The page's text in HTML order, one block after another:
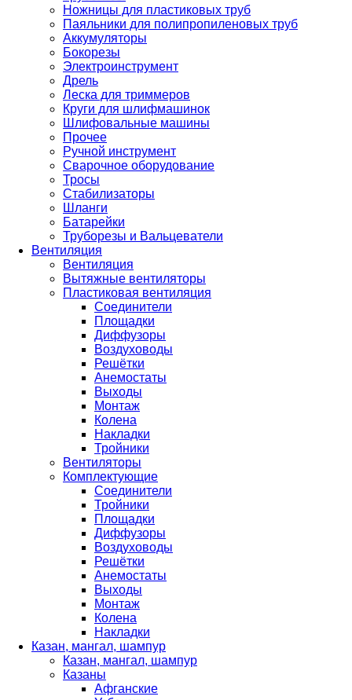
Ножницы для пластиковых труб
Паяльники для полипропиленовых труб
Аккумуляторы
Бокорезы
Электроинструмент
Дрель
Леска для триммеров
Круги для шлифмашинок
Шлифовальные машины
Прочее
Ручной инструмент
Сварочное оборудование
Тросы
Стабилизаторы
Шланги
Батарейки
Труборезы и Вальцеватели
Вентиляция
Вентиляция
Вытяжные вентиляторы
Пластиковая вентиляция
Соединители
Площадки
Диффузоры
Воздуховоды
Решётки
Анемостаты
Выходы
Монтаж
Колена
Накладки
Тройники
Вентиляторы
Комплектующие
Соединители
Тройники
Площадки
Диффузоры
Воздуховоды
Решётки
Анемостаты
Выходы
Монтаж
Колена
Накладки
Казан, мангал, шампур
Казан, мангал, шампур
Казаны
Афганские